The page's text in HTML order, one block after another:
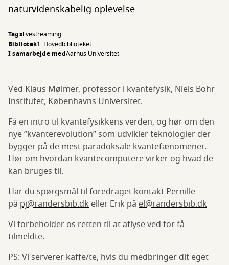
naturvidenskabelig oplevelse
Tagslivestreaming
Bibliotek1. Hovedbiblioteket
I samarbejde medAarhus Universitet
Ved Klaus Mølmer, professor i kvantefysik, Niels Bohr
Institutet, Københavns Universitet.
Få en intro til kvantefysikkens verden, og hør om den
nye ”kvanterevolution” som udvikler teknologier der
bygger på de mest paradoksale kvantefænomener.
Hør om hvordan kvantecomputere virker og hvad de
kan bruges til.
Har du spørgsmål til foredraget kontakt Pernille
på pj@randersbib.dk eller Erik på el@randersbib.dk
Vi forbeholder os retten til at aflyse ved for få
tilmeldte.
PS: Vi serverer kaffe/te, hvis du medbringer dit eget